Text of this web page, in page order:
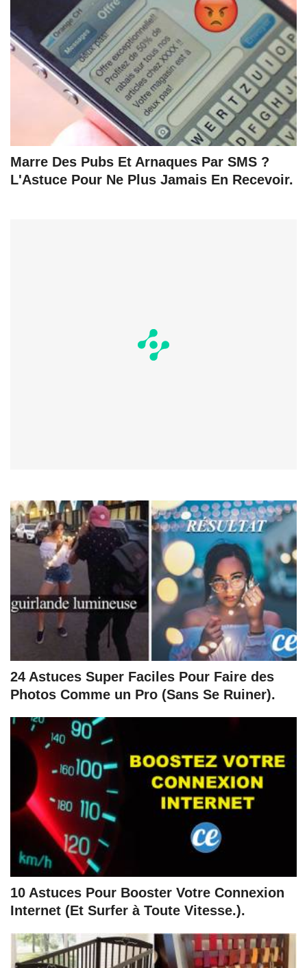
Marre Des Pubs Et Arnaques Par SMS ?
L'Astuce Pour Ne Plus Jamais En Recevoir.
24 Astuces Super Faciles Pour Faire des
Photos Comme un Pro (Sans Se Ruiner).
10 Astuces Pour Booster Votre Connexion
Internet (Et Surfer à Toute Vitesse.).